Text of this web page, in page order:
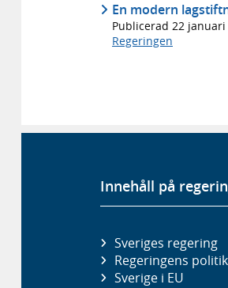
En modern
Publicerad 22 januari
Regeringen
Innehåll på
Sveriges regering
Regeringens politik
Sverige i EU